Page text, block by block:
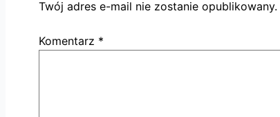
Twój adres e-mail nie zostanie opublikowany.
Komentarz *